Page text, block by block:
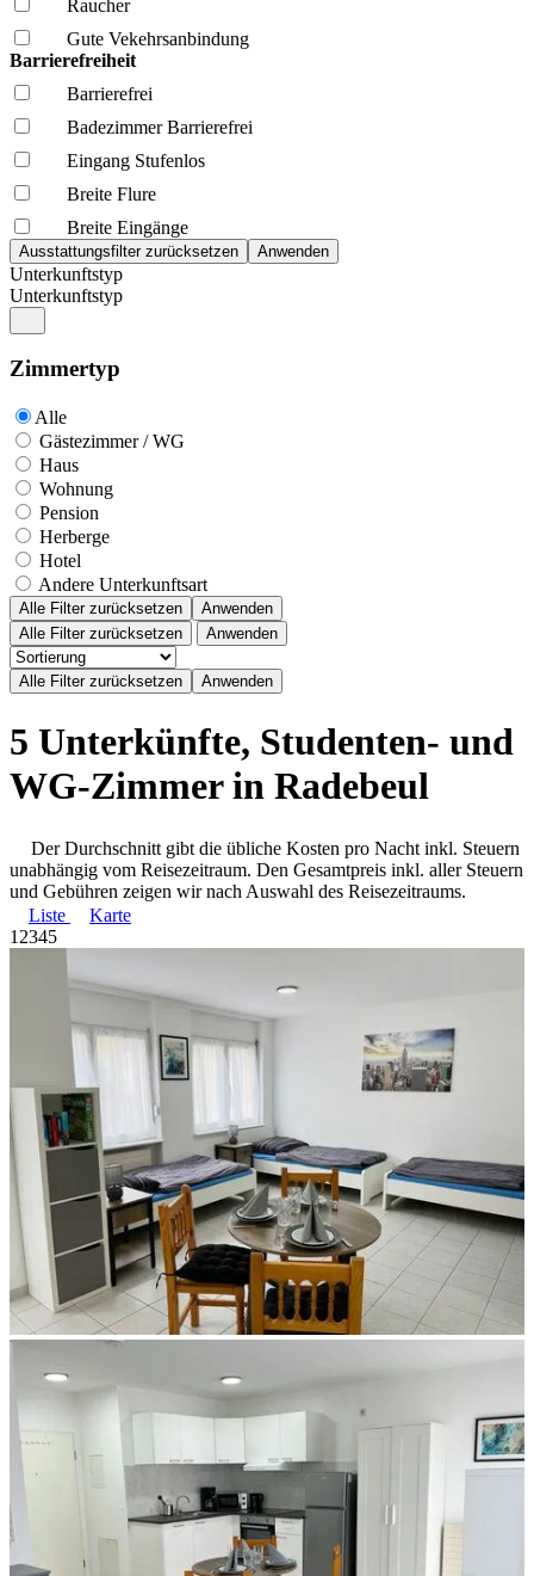
Raucher
Gute Vekehrsanbindung
Barrierefreiheit
Barrierefrei
Badezimmer Barrierefrei
Eingang Stufenlos
Breite Flure
Breite Eingänge
Unterkunftstyp
Unterkunftstyp
Zimmertyp
Alle
Gästezimmer / WG
Haus
Wohnung
Pension
Herberge
Hotel
Andere Unterkunftsart
Alle Filter zurücksetzen
Anwenden
Alle Filter zurücksetzen
Anwenden
5 Unterkünfte, Studenten- und
WG-Zimmer in Radebeul
Der Durchschnitt gibt die übliche Kosten pro Nacht inkl. Steuern
unabhängig vom Reisezeitraum. Den Gesamtpreis inkl. aller Steuern
und Gebühren zeigen wir nach Auswahl des Reisezeitraums.
Liste
Karte
1 2345